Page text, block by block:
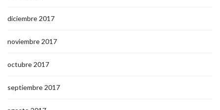
diciembre 2017
noviembre 2017
octubre 2017
septiembre 2017